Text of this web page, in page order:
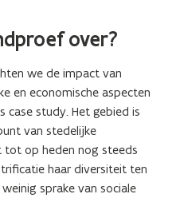
over?
we de impact van
en economische aspecten
case study. Het gebied is
van stedelijke
tot op heden nog steeds
haar diversiteit ten
sprake van sociale